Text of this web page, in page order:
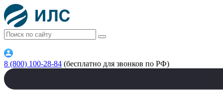
8 (800) 100-28-84 (бесплатно для звонков по РФ)